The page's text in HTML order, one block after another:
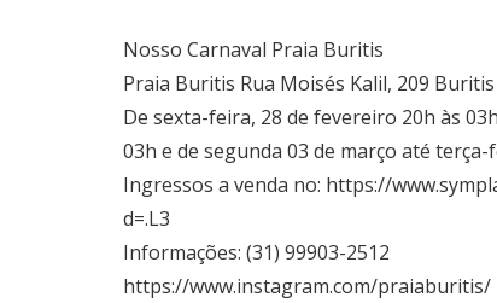
Nosso Carnaval Praia Buritis
Praia Buritis Rua Moisés Kalil, 209 Buritis
De sexta-feira, 28 de fevereiro 20h às
03h e de segunda 03 de março até
Ingressos a venda no: https://
d=.L3
Informações: (31) 99903-2512
https://www.instagram.com/praiaburitis/